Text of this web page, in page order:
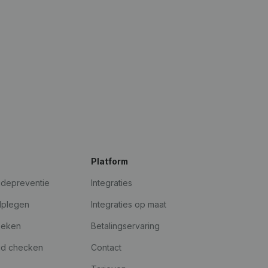
checken
Platform
Integraties
Integraties op maat
Betalingservaring
Contact